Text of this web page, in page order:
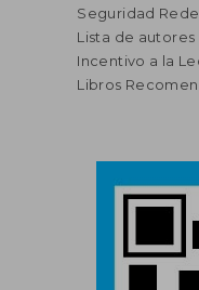
Seguridad
Lista de autores
Incentivo a la
Libros